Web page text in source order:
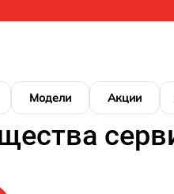
Модели Акции